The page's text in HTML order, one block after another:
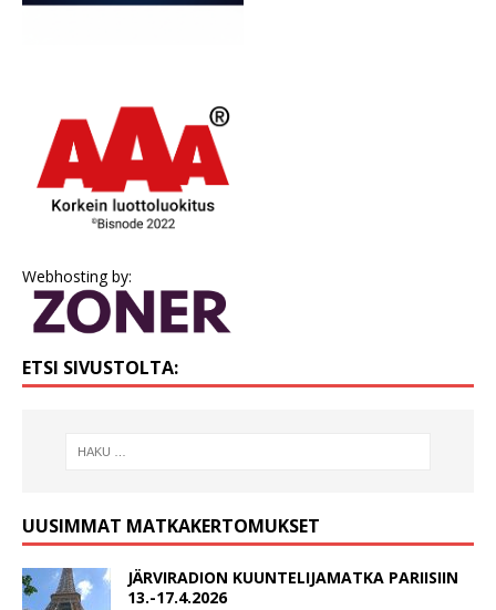
Webhosting by:
ETSI SIVUSTOLTA:
UUSIMMAT MATKAKERTOMUKSET
JÄRVIRADION KUUNTELIJAMATKA PARIISIIN
13.-17.4.2026